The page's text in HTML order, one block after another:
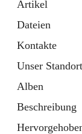
Artikel
Dateien
Kontakte
Unser Standort
Alben
Beschreibung